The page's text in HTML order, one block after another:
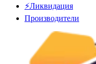
⚡Ликвидация
Производители